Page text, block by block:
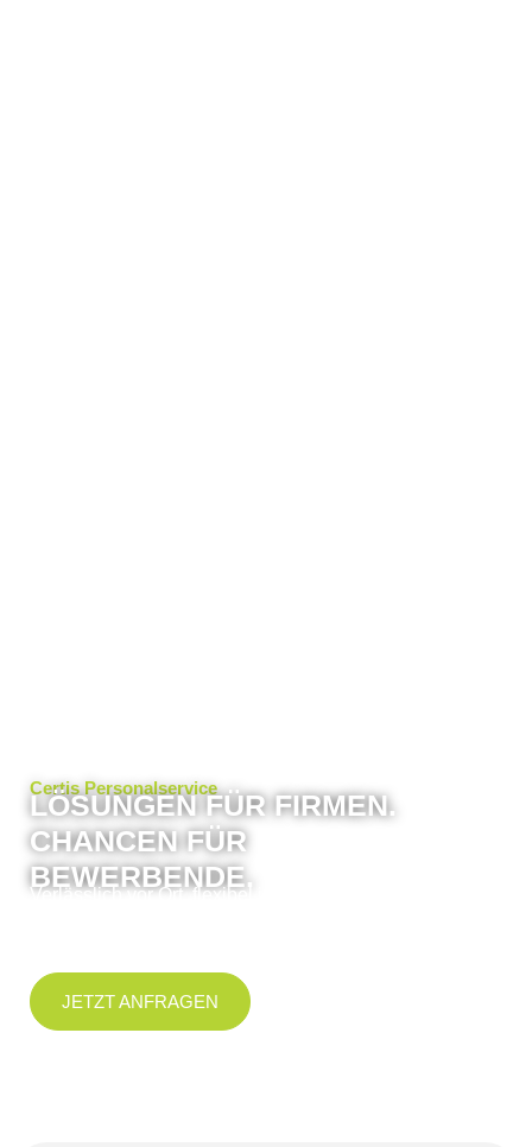
Certis Personalservice
LÖSUNGEN FÜR FIRMEN.
CHANCEN FÜR
BEWERBENDE.
Verlässlich vor Ort, flexibel im Einsatz, stark in der
JETZT ANFRAGEN